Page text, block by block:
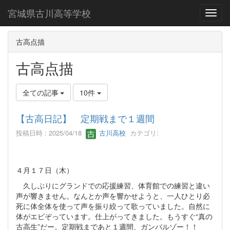
宮城県古川高等学校
古高点描
古高点描
全ての記事 10件
【古高日記】 定期戦まで１週間
投稿日時 : 2025/04/18 古川高校 カテゴリ:
４月１７日（木）
久しぶりにグランドでの応援練習、体育館での練習と違い
声が響きません。なんとか声を響かせようと、一人ひとり必
死に体全体を使って声を振り絞って歌っていました。自然に
体がエビぞっています。仕上がってきました。もうすぐ“真の
古高生”だー。定期戦まであと１週間、ガンバルゾー！！